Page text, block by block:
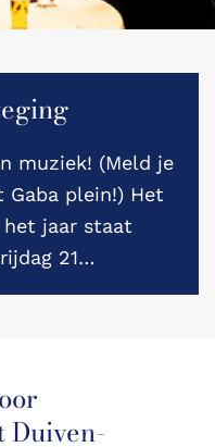
muziek! (Meld je
Gaba plein!) Het
het jaar staat
21…
Duiven-